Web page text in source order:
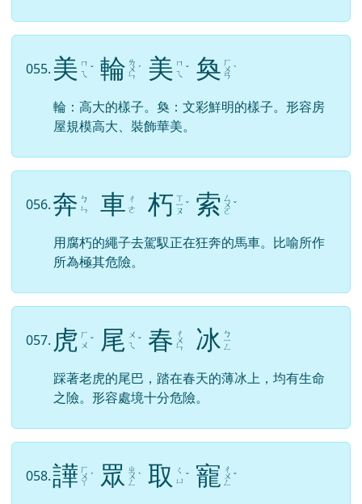
055. 美 ㄇ
ㄟ ˇ 輪 ㄌ
ㄨ
ㄣ
ˊ 美 ㄇ
ㄟ ˇ 奐 ㄏ
ㄨ
ㄢ
ˋ
輪：高大的樣子。奐：文彩鮮明的樣子。形容房
屋規模高大、裝飾華美。
056.奔 ㄅ
ㄣ
車 ㄔ
ㄜ
朽 ㄒ
ㄧ
ㄡ
ˇ 索 ㄙ
ㄨ
ㄛ
ˇ
用腐朽的繩子去駕馭正在狂奔的馬車。比喻所作
所為極其危險。
057. 虎 ㄏ
ㄨ ˇ 尾 ㄨ
ㄟ ˇ 春 ㄔ
ㄨ
ㄣ 冰 ㄅ
ㄧ
ㄥ
踩著老虎的尾巴，踏在春天的薄冰上，均有生命
之險。形容處境十分危險。
058.譁 ㄏ
ㄨ
ㄚ
ˊ 眾 ㄓ
ㄨ
ㄥ
ˋ 取
ㄑ
ㄩ ˇ 寵 ㄔ
ㄨ
ㄥ
ˇ